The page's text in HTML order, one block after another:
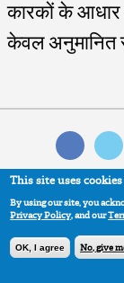
This site uses
By using our site, you
Privacy Policy, and our
OK, I agree No, give
कारकों के
केवल
Medindia